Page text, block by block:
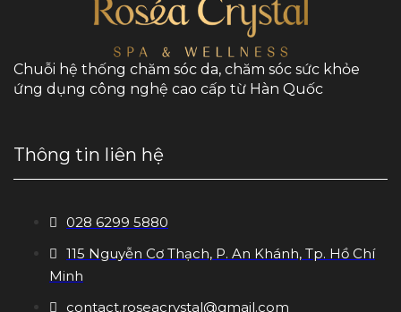
Chuỗi hệ thống chăm sóc da, chăm sóc sức khỏe
ứng dụng công nghệ cao cấp từ Hàn Quốc
Thông tin liên hệ
028 6299 5880
115 Nguyễn Cơ Thạch, P. An Khánh, Tp. Hồ Chí
Minh
contact.roseacrystal@gmail.com